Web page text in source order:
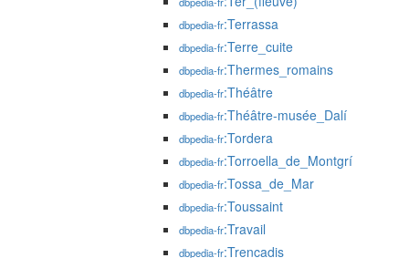
dbpedia-fr:Terrassa
dbpedia-fr:Terre_cuite
dbpedia-fr:Thermes_romains
dbpedia-fr:Théâtre
dbpedia-fr:Théâtre-musée_Dalí
dbpedia-fr:Tordera
dbpedia-fr:Torroella_de_Montgrí
dbpedia-fr:Tossa_de_Mar
dbpedia-fr:Toussaint
dbpedia-fr:Travail
dbpedia-fr:Trencadis